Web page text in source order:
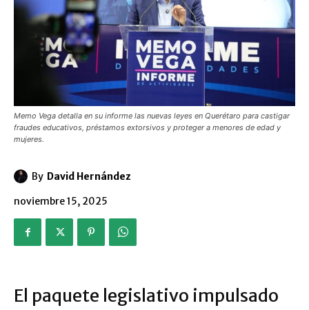
Memo Vega detalla en su informe las nuevas leyes en Querétaro para castigar
fraudes educativos, préstamos extorsivos y proteger a menores de edad y
mujeres.
By David Hernández
noviembre 15, 2025
El paquete legislativo impulsado